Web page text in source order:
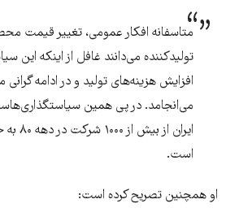
متاسفانه افکار عمومی، تغییر قیمت
تولیدکننده می‌دانند غافل از اینکه
افزایش هزینه‌های تولید و در ادامه
می‌انجامد. در پی همین
است.
او همچنین تصریح کرده است: